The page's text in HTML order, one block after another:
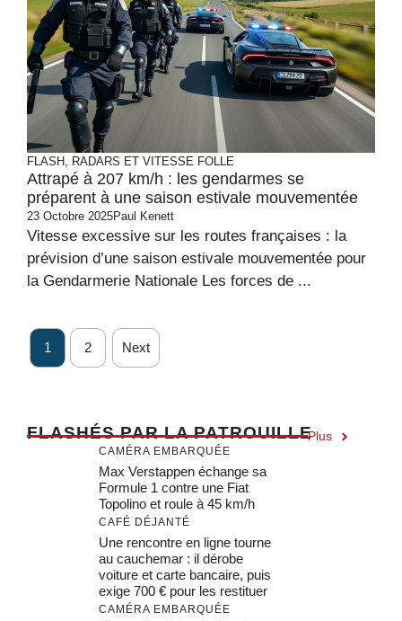
FLASH, RADARS ET VITESSE FOLLE
Attrapé à 207 km/h : les gendarmes se
préparent à une saison estivale mouvementée
23 Octobre 2025Paul Kenett
Vitesse excessive sur les routes françaises : la
prévision d’une saison estivale mouvementée pour
la Gendarmerie Nationale Les forces de ...
1 2 Next
FLASHÉS PAR LA PATROUILLEPlus
CAMÉRA EMBARQUÉE
Max Verstappen échange sa
Formule 1 contre une Fiat
Topolino et roule à 45 km/h
CAFÉ DÉJANTÉ
Une rencontre en ligne tourne
au cauchemar : il dérobe
voiture et carte bancaire, puis
exige 700 € pour les restituer
CAMÉRA EMBARQUÉE